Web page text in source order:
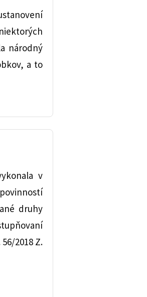
národný
a to
v
druhy
2018 Z.